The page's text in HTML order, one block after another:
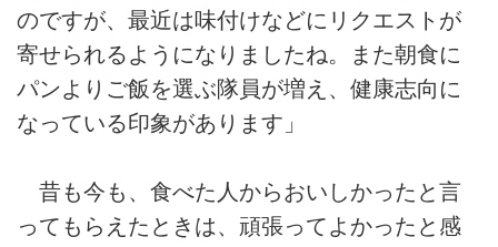
のですが、最近は味付けなどにリクエストが
寄せられるようになりましたね。また朝食に
パンよりご飯を選ぶ隊員が増え、健康志向に
なっている印象があります」
昔も今も、食べた人からおいしかったと言
ってもらえたときは、頑張ってよかったと感